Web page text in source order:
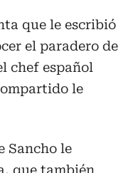
que le escribió
el paradero de
chef español
le
Sancho le
que también